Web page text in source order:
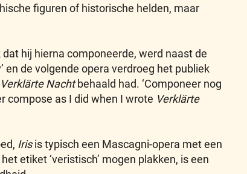
figuren of historische helden, maar
hij hierna componeerde, werd naast de
en de volgende opera verdroeg het publiek
Verklärte Nachtbehaald had. ‘Componeer nog
compose as I did when I wrote Verklärte
Irisis typisch een Mascagni-opera met een
etiket ‘veristisch’ mogen plakken, is een